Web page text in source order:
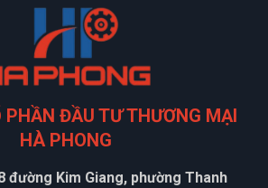
PHẦN ĐẦU TƯ THƯƠNG MẠI
HÀ PHONG
đường Kim Giang, phường Thanh